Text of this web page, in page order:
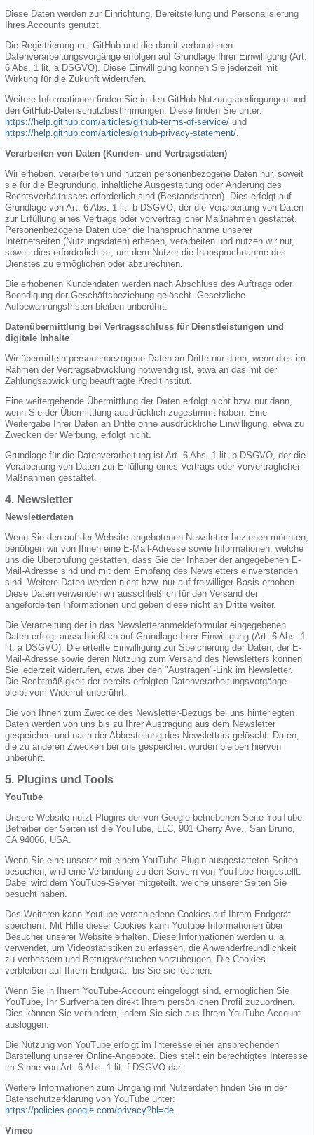
Diese Daten werden zur Einrichtung, Bereitstellung und Personalisierung
Ihres Accounts genutzt.
Die Registrierung mit GitHub und die damit verbundenen
Datenverarbeitungsvorgänge erfolgen auf Grundlage Ihrer Einwilligung (Art.
6 Abs. 1 lit. a DSGVO). Diese Einwilligung können Sie jederzeit mit
Wirkung für die Zukunft widerrufen.
Weitere Informationen finden Sie in den GitHub-Nutzungsbedingungen und
den GitHub-Datenschutzbestimmungen. Diese finden Sie unter:
https://help.github.com/articles/github-terms-of-service/ und
https://help.github.com/articles/github-privacy-statement/.
Verarbeiten von Daten (Kunden- und Vertragsdaten)
Wir erheben, verarbeiten und nutzen personenbezogene Daten nur, soweit
sie für die Begründung, inhaltliche Ausgestaltung oder Änderung des
Rechtsverhältnisses erforderlich sind (Bestandsdaten). Dies erfolgt auf
Grundlage von Art. 6 Abs. 1 lit. b DSGVO, der die Verarbeitung von Daten
zur Erfüllung eines Vertrags oder vorvertraglicher Maßnahmen gestattet.
Personenbezogene Daten über die Inanspruchnahme unserer
Internetseiten (Nutzungsdaten) erheben, verarbeiten und nutzen wir nur,
soweit dies erforderlich ist, um dem Nutzer die Inanspruchnahme des
Dienstes zu ermöglichen oder abzurechnen.
Die erhobenen Kundendaten werden nach Abschluss des Auftrags oder
Beendigung der Geschäftsbeziehung gelöscht. Gesetzliche
Aufbewahrungsfristen bleiben unberührt.
Datenübermittlung bei Vertragsschluss für Dienstleistungen und
digitale Inhalte
Wir übermitteln personenbezogene Daten an Dritte nur dann, wenn dies im
Rahmen der Vertragsabwicklung notwendig ist, etwa an das mit der
Zahlungsabwicklung beauftragte Kreditinstitut.
Eine weitergehende Übermittlung der Daten erfolgt nicht bzw. nur dann,
wenn Sie der Übermittlung ausdrücklich zugestimmt haben. Eine
Weitergabe Ihrer Daten an Dritte ohne ausdrückliche Einwilligung, etwa zu
Zwecken der Werbung, erfolgt nicht.
Grundlage für die Datenverarbeitung ist Art. 6 Abs. 1 lit. b DSGVO, der die
Verarbeitung von Daten zur Erfüllung eines Vertrags oder vorvertraglicher
Maßnahmen gestattet.
4. Newsletter
Newsletterdaten
Wenn Sie den auf der Website angebotenen Newsletter beziehen möchten,
benötigen wir von Ihnen eine E-Mail-Adresse sowie Informationen, welche
uns die Überprüfung gestatten, dass Sie der Inhaber der angegebenen E-
Mail-Adresse sind und mit dem Empfang des Newsletters einverstanden
sind. Weitere Daten werden nicht bzw. nur auf freiwilliger Basis erhoben.
Diese Daten verwenden wir ausschließlich für den Versand der
angeforderten Informationen und geben diese nicht an Dritte weiter.
Die Verarbeitung der in das Newsletteranmeldeformular eingegebenen
Daten erfolgt ausschließlich auf Grundlage Ihrer Einwilligung (Art. 6 Abs. 1
lit. a DSGVO). Die erteilte Einwilligung zur Speicherung der Daten, der E-
Mail-Adresse sowie deren Nutzung zum Versand des Newsletters können
Sie jederzeit widerrufen, etwa über den "Austragen"-Link im Newsletter.
Die Rechtmäßigkeit der bereits erfolgten Datenverarbeitungsvorgänge
bleibt vom Widerruf unberührt.
Die von Ihnen zum Zwecke des Newsletter-Bezugs bei uns hinterlegten
Daten werden von uns bis zu Ihrer Austragung aus dem Newsletter
gespeichert und nach der Abbestellung des Newsletters gelöscht. Daten,
die zu anderen Zwecken bei uns gespeichert wurden bleiben hiervon
unberührt.
5. Plugins und Tools
YouTube
Unsere Website nutzt Plugins der von Google betriebenen Seite YouTube.
Betreiber der Seiten ist die YouTube, LLC, 901 Cherry Ave., San Bruno,
CA 94066, USA.
Wenn Sie eine unserer mit einem YouTube-Plugin ausgestatteten Seiten
besuchen, wird eine Verbindung zu den Servern von YouTube hergestellt.
Dabei wird dem YouTube-Server mitgeteilt, welche unserer Seiten Sie
besucht haben.
Des Weiteren kann Youtube verschiedene Cookies auf Ihrem Endgerät
speichern. Mit Hilfe dieser Cookies kann Youtube Informationen über
Besucher unserer Website erhalten. Diese Informationen werden u. a.
verwendet, um Videostatistiken zu erfassen, die Anwenderfreundlichkeit
zu verbessern und Betrugsversuchen vorzubeugen. Die Cookies
verbleiben auf Ihrem Endgerät, bis Sie sie löschen.
Wenn Sie in Ihrem YouTube-Account eingeloggt sind, ermöglichen Sie
YouTube, Ihr Surfverhalten direkt Ihrem persönlichen Profil zuzuordnen.
Dies können Sie verhindern, indem Sie sich aus Ihrem YouTube-Account
ausloggen.
Die Nutzung von YouTube erfolgt im Interesse einer ansprechenden
Darstellung unserer Online-Angebote. Dies stellt ein berechtigtes Interesse
im Sinne von Art. 6 Abs. 1 lit. f DSGVO dar.
Weitere Informationen zum Umgang mit Nutzerdaten finden Sie in der
Datenschutzerklärung von YouTube unter:
https://policies.google.com/privacy?hl=de
Vimeo